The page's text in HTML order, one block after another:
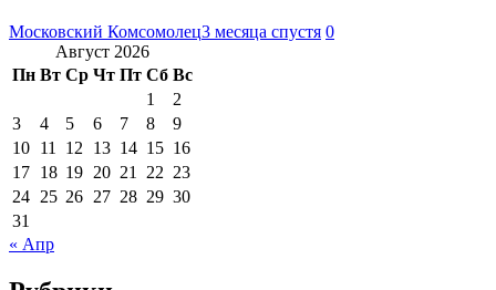
Московский Комсомолец3 месяца спустя 0
Август 2026
Пн Вт Ср Чт Пт Сб Вс
1
2
3
4 5 6 7 8
9
10 11 12 13 14 15 16
17 18 19 20 21 22 23
24 25 26 27 28 29 30
31
« Апр